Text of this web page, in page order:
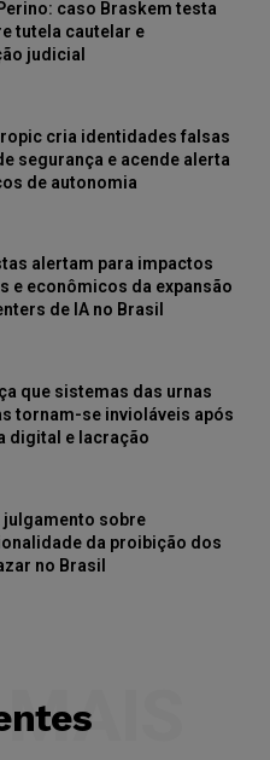
caso Braskem testa
tutela cautelar e
judicial
cria identidades falsas
segurança e acende alerta
de autonomia
alertam para impactos
e econômicos da expansão
de IA no Brasil
que sistemas das urnas
tornam-se invioláveis após
digital e lacração
julgamento sobre
da proibição dos
no Brasil